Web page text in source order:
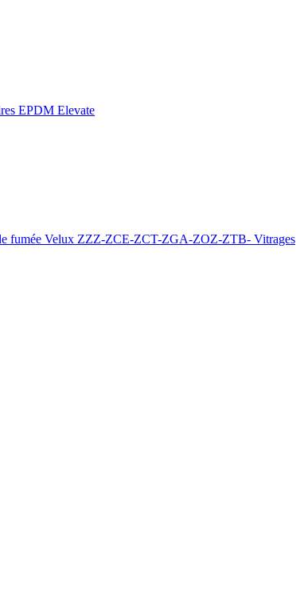
EPDM Elevate
fumée Velux ZZZ-ZCE-ZCT-ZGA-ZOZ-ZTB- Vitrages